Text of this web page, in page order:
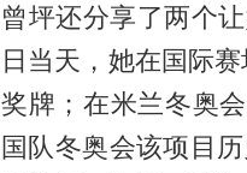
曾坪还分享了两个
日当天，她在国际
奖牌；在米兰冬奥
国队冬奥会该项目